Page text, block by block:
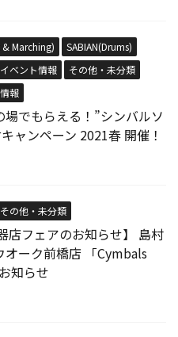
& Marching)
SABIAN(Drums)
イベント情報
その他・未分類
報
場でもらえる！”シンバルソ
ャンペーン 2021春 開催！
その他・未分類
店フェアのお知らせ】 島村
オーク前橋店 「Cymbals
知らせ